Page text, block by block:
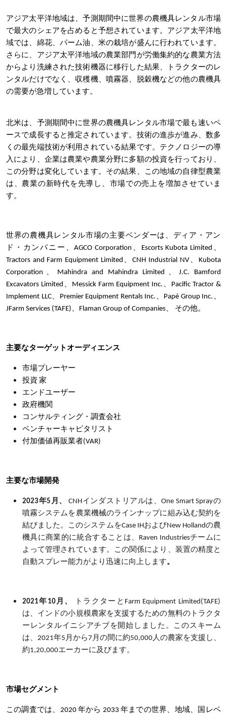
アジア太平洋地域は、予測期間中に世界の農機具レンタル市場
で最大のシェアを占めると予想されています。アジア太平洋地
域では、綿花、パーム油、米の栽培が盛んに行われています。
さらに、アジア太平洋地域の農業部門が労働集約的な農業方法
からより洗練された技術機器に移行した結果、トラクターのレ
ンタルだけでなく、収穫機、噴霧器、脱穀機などの他の農機具
の需要が急増しています。
北米は、予測期間中に世界の農機具レンタル市場で最も速いペ
ースで成長すると推定されています。技術の進歩が進み、数多
くの最先端技術が利用されている結果です。テクノロジーの導
入により、企業は農業や農業分野に多額の投資を行っており、
この分野は変化しています。その結果、この地域の自律型農業
は、農業の新時代を先導し、市場での売上を増加させていま
す。
世界の農機具レンタル市場の主要ベンダーは、ディア・アン
ド・カンパニー、AGCO Corporation、Escorts Kubota Limited、
Tractors and Farm Equipment Limited、CNH Industrial NV、Kubota
Corporation、Mahindra and Mahindra Limited、J.C. Bamford
Excavators Limited、Messick Farm Equipment Inc.、Pacific Tractor &
Implement LLC、Premier Equipment Rentals Inc.、Papé Group Inc.、
JFarm Services (TAFE)、Flaman Group of Companies、 その他。
主要なターゲットオーディエンス
市場プレーヤー
投資 家
エンドユーザー
政府機関
コンサルティング・調査会社
ベンチャーキャピタリスト
付加価値再販業者(VAR)
主要な市場開発
2023年5月、CNHインダストリアルは、One Smart Sprayの
噴霧システムを農業機械のラインナップに組み込む契約を
結びました。このシステムをCase IHおよびNew Hollandの農
機具に商業的に統合することは、Raven Industriesチームに
よって管理されています。この関係により、装置の精度と
自動スプレー能力がより迅速に向上します。
2021年10月、
トラクターとFarm Equipment Limited(TAFE)
は、インドの小規模農家を支援するための無料のトラクタ
ーレンタルイニシアチブを開始しました。このスキーム
は、2021年5月から7月の間に約50,000人の農家を支援し、
約1,20,000エーカーに及びます。
市場セグメント
この調査では、2020 年から 2033 年までの世界、地域、国レベ